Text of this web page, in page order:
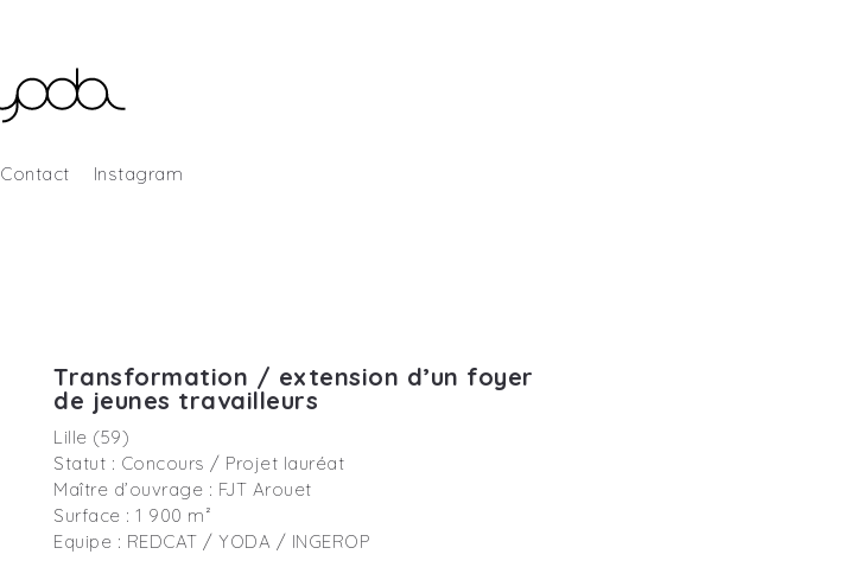
Contact Instagram
Transformation / extension d’un foyer
de jeunes travailleurs
Lille (59)
Statut : Concours / Projet lauréat
Maître d’ouvrage : FJT Arouet
Surface : 1 900 m²
Equipe : REDCAT / YODA / INGEROP